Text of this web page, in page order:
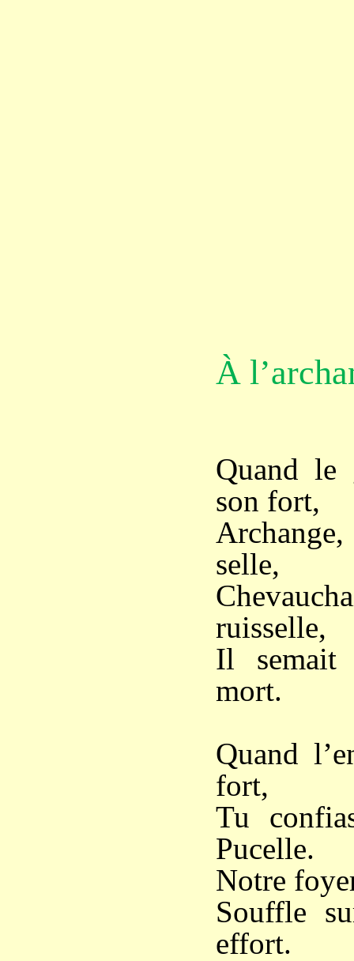
À
Quand le
son fort,
selle,
ruisselle,
Il semait
mort.
Quand
fort,
Tu
Pucelle.
Notre
Souffle
effort.